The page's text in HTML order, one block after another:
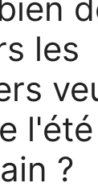
les
l'été
?